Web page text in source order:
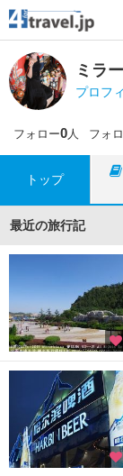
ミラ
プロフ
フォロー0人 フォ
トップ
最近の旅行記